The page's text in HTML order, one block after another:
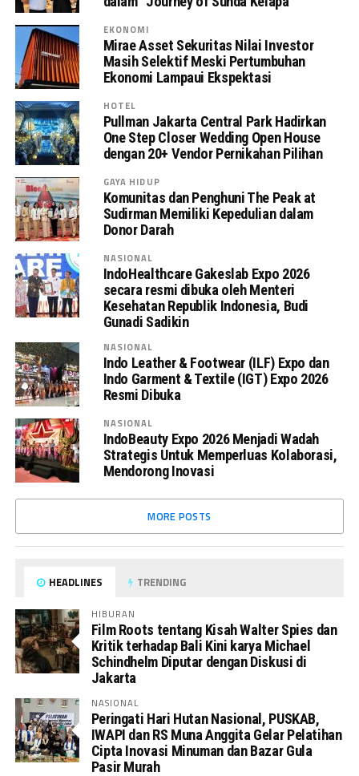
EKONOMI
Mirae Asset Sekuritas Nilai Investor
Masih Selektif Meski Pertumbuhan
Ekonomi Lampaui Ekspektasi
HOTEL
Pullman Jakarta Central Park Hadirkan
One Step Closer Wedding Open House
dengan 20+ Vendor Pernikahan Pilihan
GAYA HIDUP
Komunitas dan Penghuni The Peak at
Sudirman Memiliki Kepedulian dalam
Donor Darah
NASIONAL
IndoHealthcare Gakeslab Expo 2026
secara resmi dibuka oleh Menteri
Kesehatan Republik Indonesia, Budi
Gunadi Sadikin
NASIONAL
Indo Leather & Footwear (ILF) Expo dan
Indo Garment & Textile (IGT) Expo 2026
Resmi Dibuka
NASIONAL
IndoBeauty Expo 2026 Menjadi Wadah
Strategis Untuk Memperluas Kolaborasi,
Mendorong Inovasi
MORE POSTS
HEADLINES TRENDING
HIBURAN
Film Roots tentang Kisah Walter Spies dan
Kritik terhadap Bali Kini karya Michael
Schindhelm Diputar dengan Diskusi di
Jakarta
NASIONAL
Peringati Hari Hutan Nasional, PUSKAB,
IWAPI dan RS Muna Anggita Gelar Pelatihan
Cipta Inovasi Minuman dan Bazar Gula
Pasir Murah